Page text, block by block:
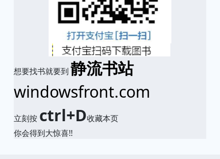
想要找书就要到 静流书站
windowsfront.com
立刻按 ctrl+D收藏本页
你会得到大惊喜!!